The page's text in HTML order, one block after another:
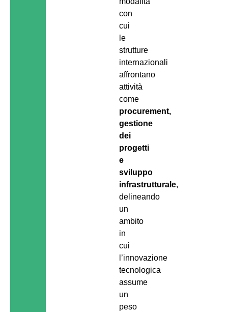
con
cui
le
strutture
internazionali
affrontano
attività
come
procurement,
gestione
dei
progetti
e
sviluppo
infrastrutturale,
delineando
un
ambito
in
cui
l’innovazione
tecnologica
assume
un
peso